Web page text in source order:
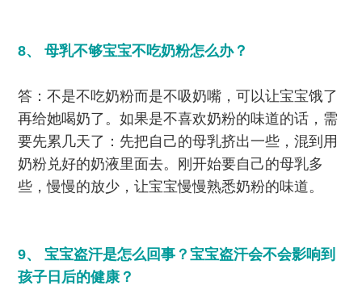
8、 母乳不够宝宝不吃奶粉怎么办？
答：不是不吃奶粉而是不吸奶嘴，可以让宝宝饿了
再给她喝奶了。如果是不喜欢奶粉的味道的话，需
要先累几天了：先把自己的母乳挤出一些，混到用
奶粉兑好的奶液里面去。刚开始要自己的母乳多
些，慢慢的放少，让宝宝慢慢熟悉奶粉的味道。
9、 宝宝盗汗是怎么回事？宝宝盗汗会不会影响到
孩子日后的健康？